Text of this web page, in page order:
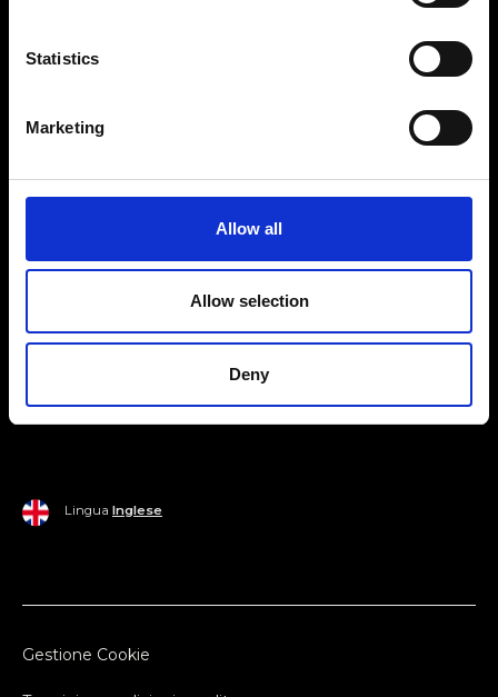
Statistics
Marketing
Allow all
Allow selection
Deny
Seguici
Lingua Inglese
Gestione Cookie